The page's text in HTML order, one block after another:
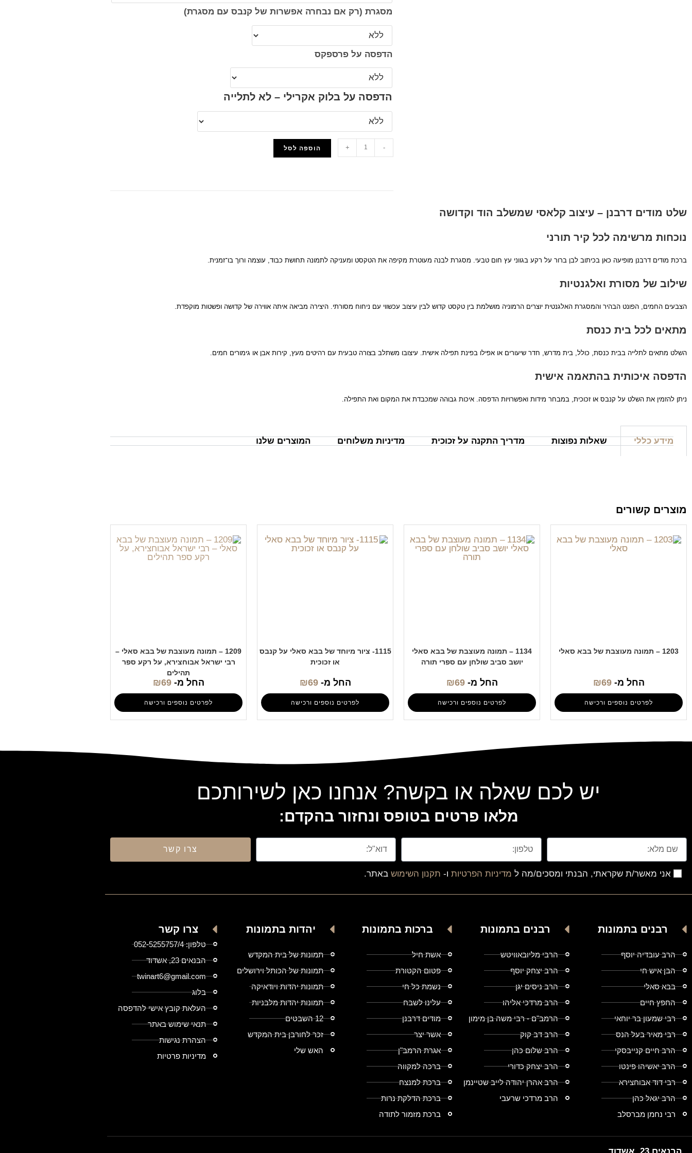
מסגרת (רק אם נבחרה אפשרות של קנבס עם מסגרת)
הדפסה על פרספקס
הדפסה על בלוק אקרילי – לא לתלייה
-
+ הוספה לסל
שלט מודים דרבנן – עיצוב קלאסי שמשלב הוד וקדושה
נוכחות מרשימה לכל קיר תורני
ברכת מודים דרבנן מופיעה כאן בכיתוב לבן ברור על רקע בגווני עץ חום טבעי. מסגרת לבנה מעוטרת מקיפה את הטקסט ומעניקה לתמונה תחושת כבוד, עוצמה ורוך בו־זמנית.
שילוב של מסורת ואלגנטיות
הצבעים החמים, הפונט הבהיר והמסגרת האלגנטית יוצרים הרמוניה מושלמת בין טקסט קדוש לבין עיצוב עכשווי עם ניחוח מסורתי. היצירה מביאה איתה אווירה של קדושה ופשטות מוקפדת.
מתאים לכל בית כנסת
השלט מתאים לתלייה בבית כנסת, כולל, בית מדרש, חדר שיעורים או אפילו בפינת תפילה אישית. עיצובו משתלב בצורה טבעית עם רהיטים מעץ, קירות אבן או גימורים חמים.
הדפסה איכותית בהתאמה אישית
ניתן להזמין את השלט על קנבס או זכוכית, במבחר מידות ואפשרויות הדפסה. איכות גבוהה שמכבדת את המקום ואת התפילה.
מידע כללי שאלות נפוצות מדריך התקנה על זכוכית מדיניות משלוחים המוצרים שלנו
מוצרים קשורים
1203 – תמונה מעוצבת של בבא סאלי
החל מ- ₪69
לפרטים נוספים ורכישה
1134 – תמונה מעוצבת של בבא סאלי
יושב סביב שולחן עם ספרי תורה
החל מ- ₪69
לפרטים נוספים ורכישה
1115- ציור מיוחד של בבא סאלי על קנבס
או זכוכית
החל מ- ₪69
לפרטים נוספים ורכישה
1209 – תמונה מעוצבת של בבא סאלי –
רבי ישראל אבוחצירא, על רקע ספר
תהילים
החל מ- ₪69
לפרטים נוספים ורכישה
יש לכם שאלה או בקשה? אנחנו כאן לשירותכם
מלאו פרטים בטופס ונחזור בהקדם:
אני מאשר/ת שקראתי, הבנתי ומסכים/מה ל מדיניות הפרטיות ו- תקנון השימוש באתר.
צרו קשר
רבנים בתמונות
הרב עובדיה יוסף
הבן איש חי
בבא סאלי
החפץ חיים
רבי שמעון בר יוחאי
רבי מאיר בעל הנס
הרב חיים קנייבסקי
הרב יאשיהו פינטו
רבי דוד אבוחצירא
הרב יגאל כהן
רבי נחמן מברסלב
רבנים בתמונות
הרבי מליובאוויטש
הרב יצחק יוסף
הרב ניסים יגן
הרב מרדכי אליהו
הרמב"ם - רבי משה בן מימון
הרב דב קוק
הרב שלום כהן
הרב יצחק כדורי
הרב אהרן יהודה לייב שטיינמן
הרב מרדכי שרעבי
ברכות בתמונות
אשת חיל
פטום הקטורת
נשמת כל חי
עלינו לשבח
מודים דרבנן
אשר יצר
אגרת הרמב"ן
ברכה למקווה
ברכת למנצח
ברכת הדלקת נרות
ברכת מזמור לתודה
יהדות בתמונות
תמונות של בית המקדש
תמונות של הכותל וירושלים
תמונות יהדות ויודאיקה
תמונות יהדות מלבניות
12 השבטים
זכר לחורבן בית המקדש
האש שלי
צרו קשר
טלפון: 052-5255757/4
הבנאים 23, אשדוד
twinart6@gmail.com
בלוג
העלאת קובץ אישי להדפסה
תנאי שימוש באתר
הצהרת נגישות
מדיניות פרטיות
הבנאים 23, אשדוד